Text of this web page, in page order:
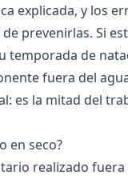
explicada, y los
prevenirlas. Si
temporada de
fuera del
es la mitad del
en seco?
realizado